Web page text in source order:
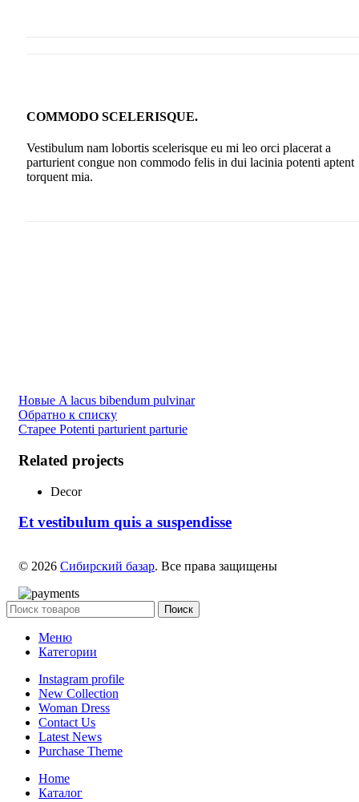
COMMODO SCELERISQUE.
Vestibulum nam lobortis scelerisque eu mi leo orci placerat a
parturient congue non commodo felis in dui lacinia potenti aptent
torquent mia.
Новые A lacus bibendum pulvinar
Обратно к списку
Старее Potenti parturient parturie
Related projects
Decor
Et vestibulum quis a suspendisse
© 2026 Сибирский базар. Все права защищены
Поиск
Меню
Категории
Instagram profile
New Collection
Woman Dress
Contact Us
Latest News
Purchase Theme
Home
Каталог